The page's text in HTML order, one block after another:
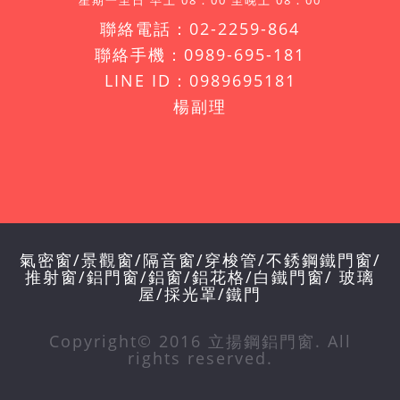
聯絡電話：02-2259-864
聯絡手機：0989-695-181
LINE ID：0989695181
楊副理
氣密窗/景觀窗/隔音窗/穿梭管/不銹鋼鐵門窗/
推射窗/鋁門窗/鋁窗/鋁花格/白鐵門窗/ 玻璃
屋/採光罩/鐵門
Copyright© 2016 立揚鋼鋁門窗. All
rights reserved.